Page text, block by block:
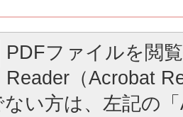
PDFファイルを閲
Reader（Acrobat
い方は、左記の